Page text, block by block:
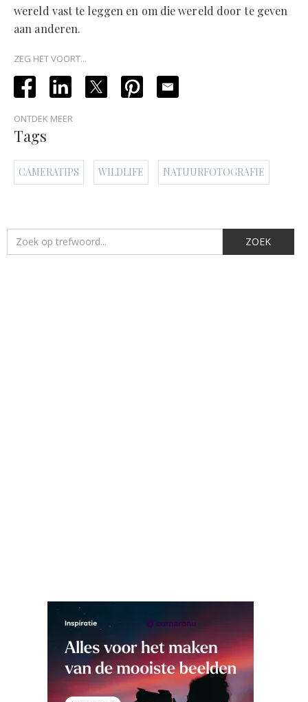
wereld vast te leggen en om die wereld door te geven
aan anderen.
ZEG HET VOORT...
ONTDEK MEER
Tags
CAMERATIPS WILDLIFE NATUURFOTOGRAFIE